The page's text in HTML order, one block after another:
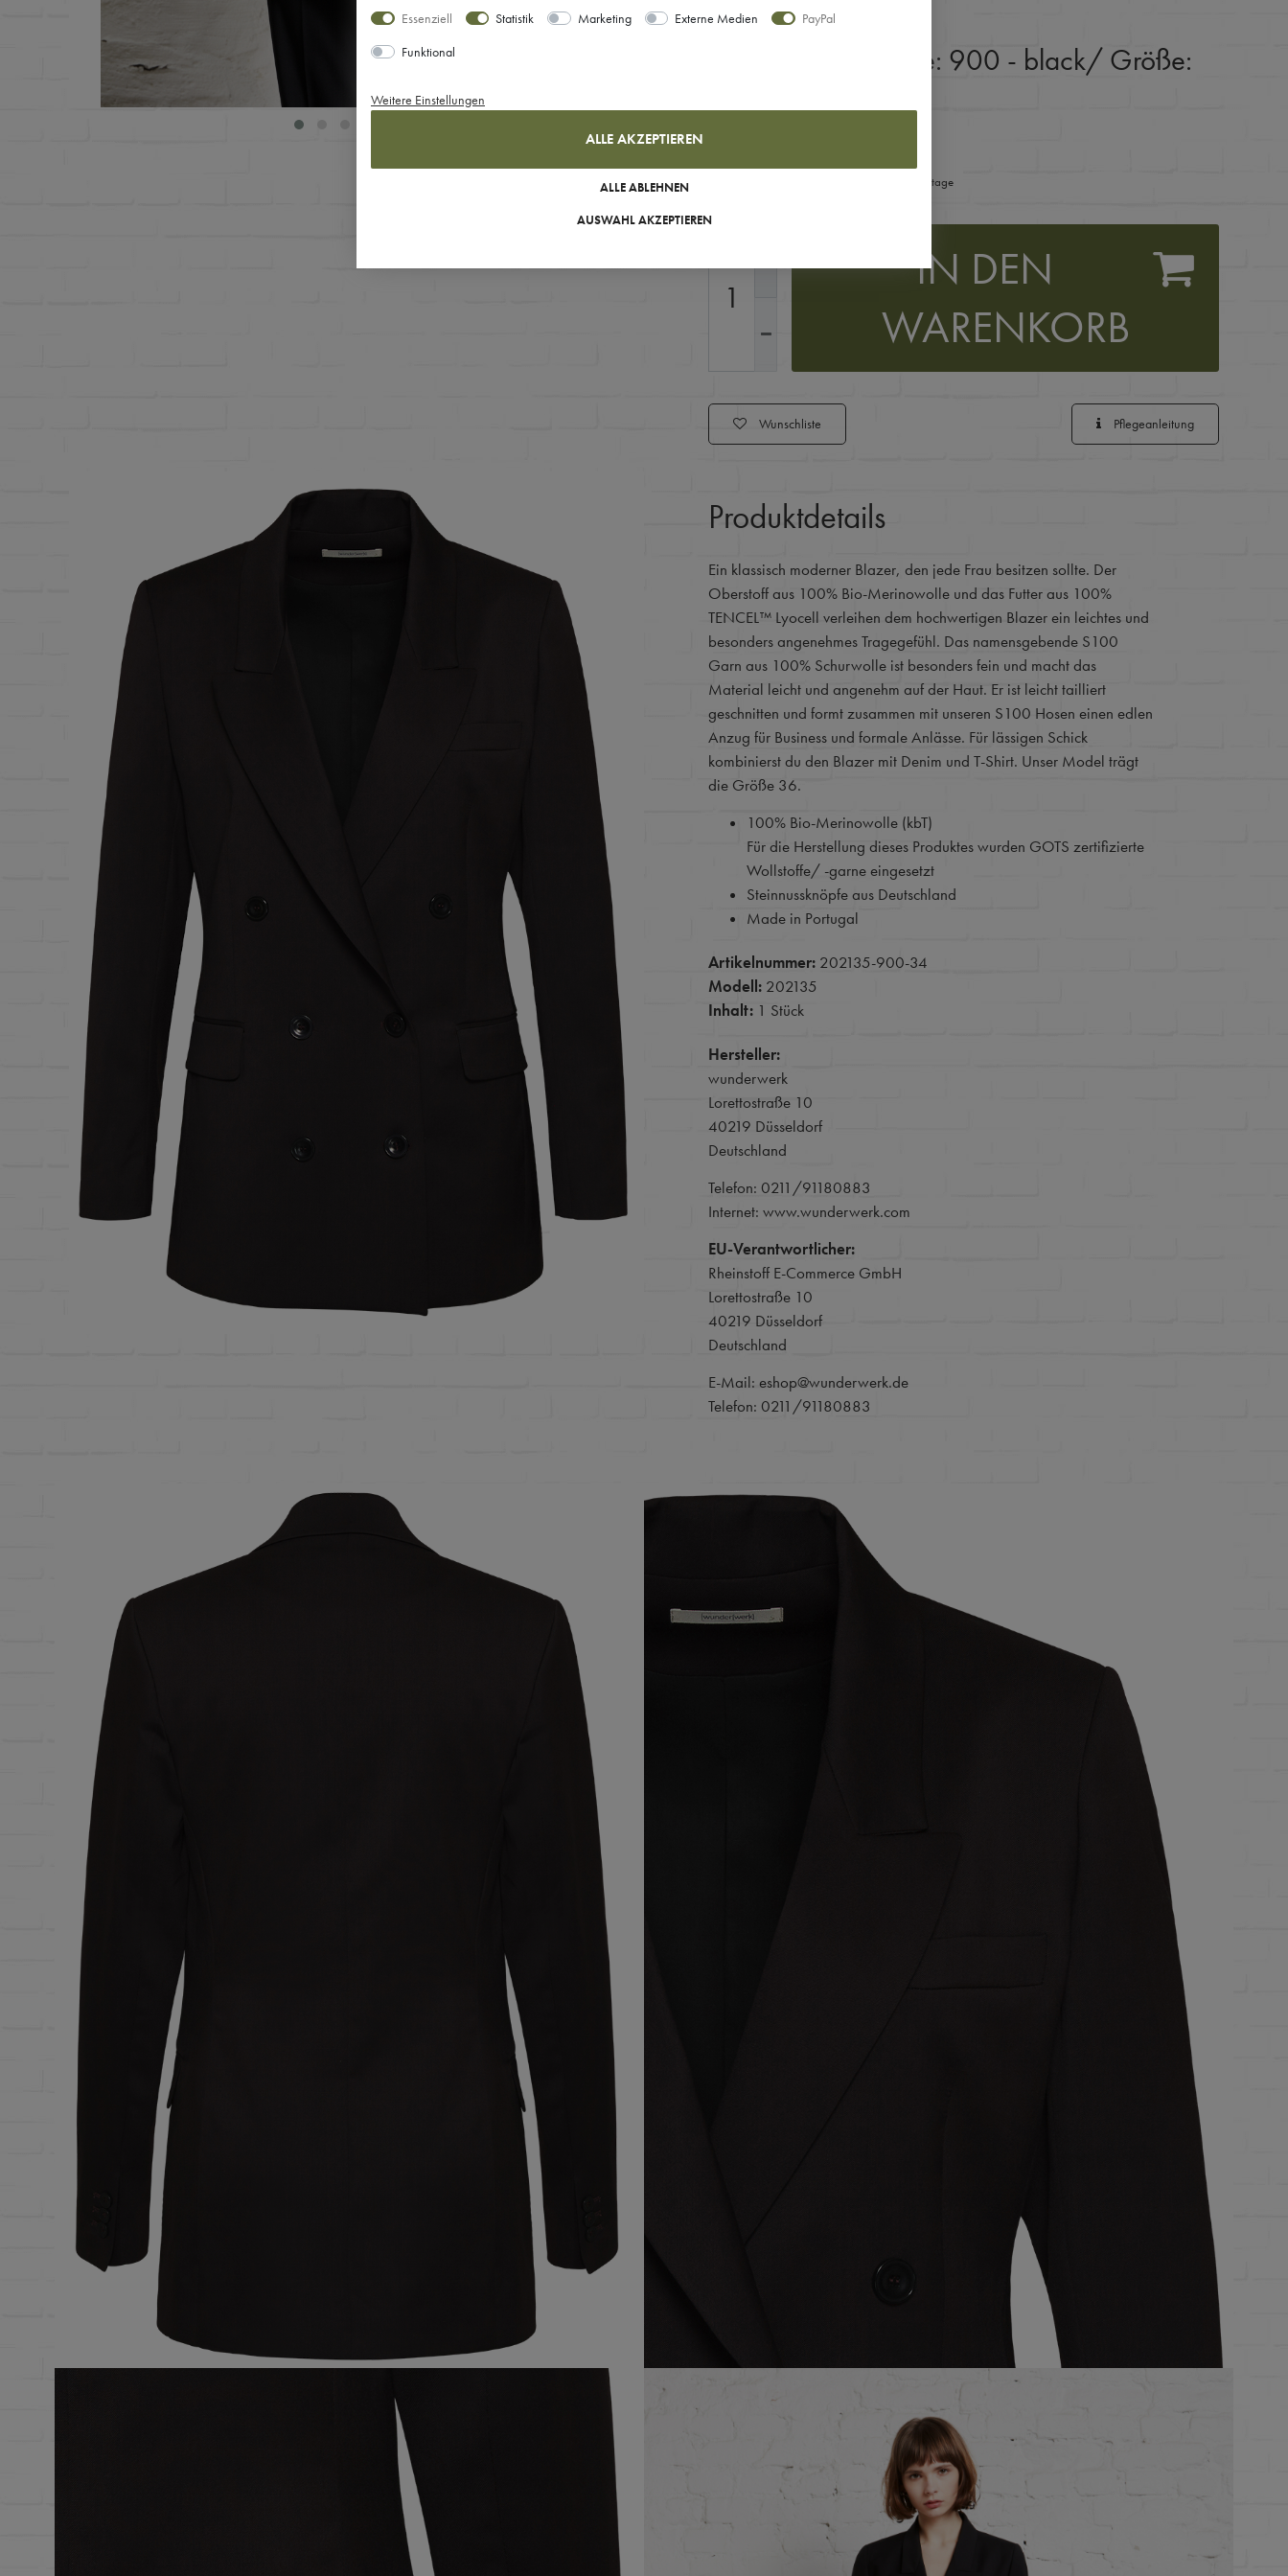
Farbe: 900 - black/ Größe:
34
Sofort versandfertig, Lieferzeit 1-3 Werktage
IN DEN
WARENKORB
Wunschliste Pflegeanleitung
Produktdetails
Ein klassisch moderner Blazer, den jede Frau besitzen sollte. Der
Oberstoff aus 100% Bio-Merinowolle und das Futter aus 100%
TENCEL™ Lyocell verleihen dem hochwertigen Blazer ein leichtes und
besonders angenehmes Tragegefühl. Das namensgebende S100
Garn aus 100% Schurwolle ist besonders fein und macht das
Material leicht und angenehm auf der Haut. Er ist leicht tailliert
geschnitten und formt zusammen mit unseren S100 Hosen einen edlen
Anzug für Business und formale Anlässe. Für lässigen Schick
kombinierst du den Blazer mit Denim und T-Shirt. Unser Model trägt
die Größe 36.
100% Bio-Merinowolle (kbT)
Für die Herstellung dieses Produktes wurden GOTS zertifizierte
Wollstoffe/ -garne eingesetzt
Steinnussknöpfe aus Deutschland
Made in Portugal
Artikelnummer: 202135-900-34
Modell: 202135
Inhalt: 1 Stück
Hersteller:
wunderwerk
Lorettostraße 10
40219 Düsseldorf
Deutschland
Telefon: 0211/91180883
Internet: www.wunderwerk.com
EU-Verantwortlicher:
Rheinstoff E-Commerce GmbH
Lorettostraße 10
40219 Düsseldorf
Deutschland
E-Mail: eshop@wunderwerk.de
Telefon: 0211/91180883
Essenziell
Statistik Marketing Externe Medien
PayPal
Funktional
Weitere Einstellungen
ALLE AKZEPTIEREN
ALLE ABLEHNEN
AUSWAHL AKZEPTIEREN